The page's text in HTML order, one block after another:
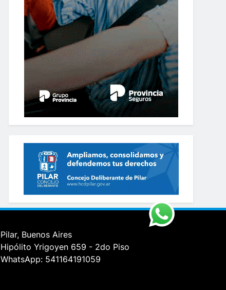
Pilar, Buenos Aires
Hipólito Yrigoyen 659 - 2do Piso
WhatsApp: 541164191059